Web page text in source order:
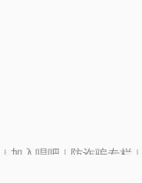
| 加入唱吧 | 防诈骗专栏 |